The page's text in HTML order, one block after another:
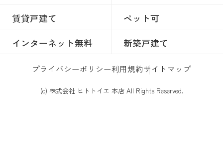
賃貸戸建て
ペット可
インターネット無料
新築戸建て
プライバシーポリシー利用規約サイトマップ
(c) 株式会社 ヒトトイエ 本店 All Rights Reserved.